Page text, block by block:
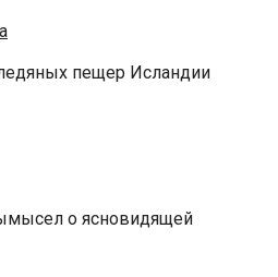
пещер Исландии
о ясновидящей